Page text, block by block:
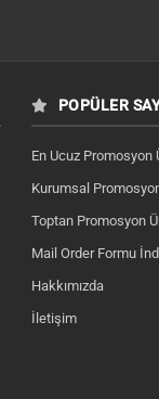
POPÜLER
En Ucuz Promosyon
Kurumsal
Toptan Promosyon
Mail Order Formu
Hakkımızda
İletişim